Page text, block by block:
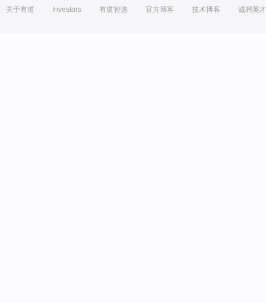
关于有道 Investors 有道智选 官方博客 技术博客 诚聘英才